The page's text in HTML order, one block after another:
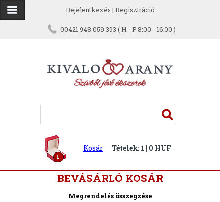
Bejelentkezés | Regisztráció
00421 948 059 393 ( H - P 8:00 - 16:00 )
1
Kosár Tételek: 1 | 0 HUF
BEVÁSÁRLÓ KOSÁR
Megrendelés összegzése